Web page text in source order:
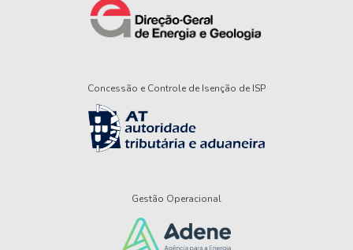
Concessão e Controle de Isenção de ISP
Gestão Operacional